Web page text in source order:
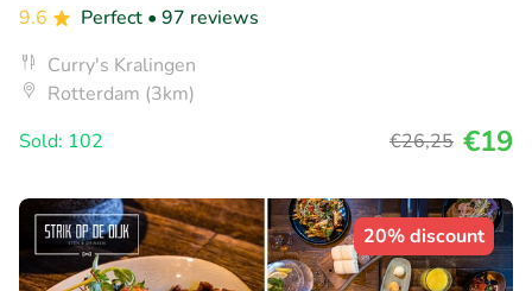
9.6
Perfect • 97 reviews
Curry's Kralingen
Rotterdam (3km)
Sold: 102
€26,25 €19
20% discount